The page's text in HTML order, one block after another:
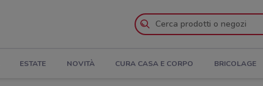
ESTATE NOVITÀ CURA CASA E CORPO BRICOLAGE